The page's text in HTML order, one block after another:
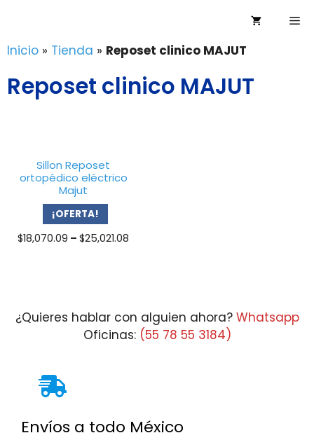
contenido
Inicio » Tienda » Reposet clinico MAJUT
Reposet clinico MAJUT
Sillon Reposet
ortopédico eléctrico
Majut
¡OFERTA!
$18,070.09 – $25,021.08
¿Quieres hablar con alguien ahora? Whatsapp
Oficinas: (55 78 55 3184)
Envíos a todo México